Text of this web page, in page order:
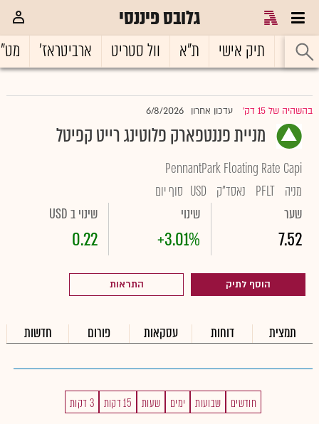
גלובס פיננסי
ראשי תיק אישי ת"א וול סטריט ארביטראז'
בהשהיה של 15 דק' עדכון אחרון 6/8/2026
מניית פננטפארק פלוטינג רייט קפיטל
PennantPark Floating Rate Capi
מניה PFLT נאסד"ק USD סוף יום
שער
7.52
שינוי
+3.01%
שינוי ב USD
0.22
הוסף לתיק התראות
תמצית דוחות עסקאות פורום חדשות
חודשים שבועות ימים שעות 15 דקות 3 דקות